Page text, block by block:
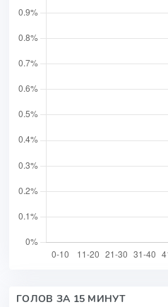
ГОЛОВ ЗА 15 МИНУТ